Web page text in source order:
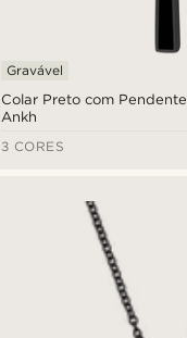
Colar Preto com Pendente
Ankh
Gravável
3 CORES